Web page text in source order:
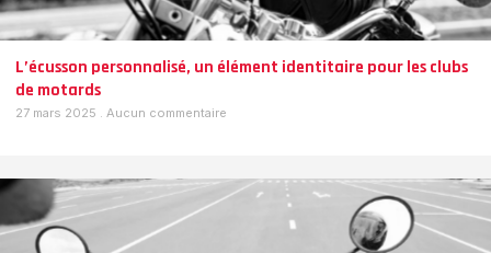
L’écusson personnalisé, un élément identitaire pour les clubs
de motards
27 mars 2025 Aucun commentaire